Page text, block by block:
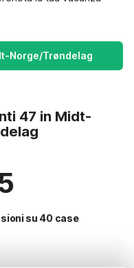
Norge/Trøndelag
47 in Midt-
su 40 case